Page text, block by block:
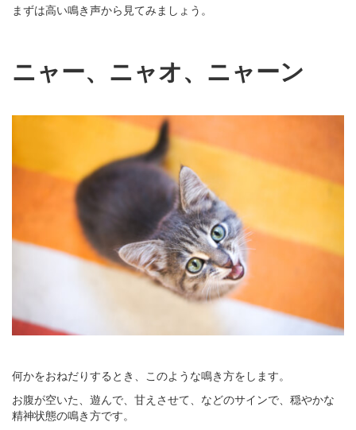
まずは高い鳴き声から見てみましょう。
ニャー、ニャオ、ニャーン
何かをおねだりするとき、このような鳴き方をします。
お腹が空いた、遊んで、甘えさせて、などのサインで、穏やかな
精神状態の鳴き方です。